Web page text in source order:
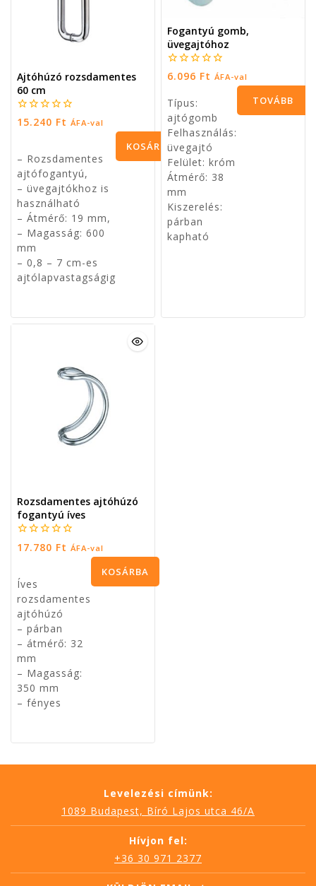
Ajtóhúzó rozsdamentes
60 cm
0
15.240 Ft ÁFA-val
– Rozsdamentes
ajtófogantyú,
– üvegajtókhoz is
használható
– Átmérő: 19 mm,
– Magasság: 600
mm
– 0,8 – 7 cm-es
ajtólapvastagságig
KOSÁRBA
TESZEM
Fogantyú gomb,
üvegajtóhoz
0
6.096 Ft ÁFA-val
Típus:
ajtógomb
Felhasználás:
üvegajtó
Felület: króm
Átmérő: 38
mm
Kiszerelés:
párban
kapható
TOVÁBB
OLVASOM
Rozsdamentes ajtóhúzó
fogantyú íves
0
17.780 Ft ÁFA-val
Íves
rozsdamentes
ajtóhúzó
– párban
– átmérő: 32
mm
– Magasság:
350 mm
– fényes
KOSÁRBA
TESZEM
Levelezési címünk:
1089 Budapest, Bíró Lajos utca 46/A
Hívjon fel:
+36 30 971 2377